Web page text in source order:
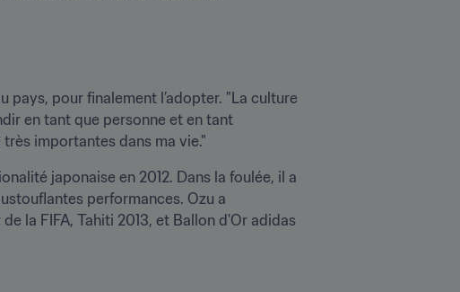
pays, pour finalement l’adopter. "La culture
en tant que personne et en tant
importantes dans ma vie."
japonaise en 2012. Dans la foulée, il a
performances. Ozu a
la FIFA, Tahiti 2013, et Ballon d'Or adidas